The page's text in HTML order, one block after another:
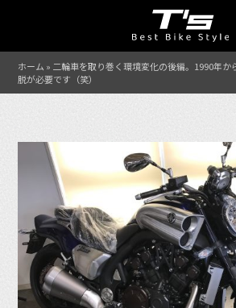
ホーム » 二輪車を取り巻く環境変化の後編。1990年
脱が必要です（笑）